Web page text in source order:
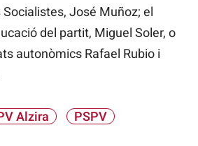
José Muñoz; el
del partit, Miguel Soler, o
autonòmics Rafael Rubio i
Alzira PSPV